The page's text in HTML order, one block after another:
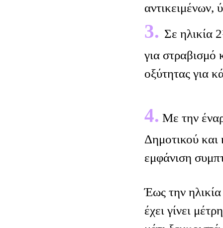
αντικειμένων,
3. Σε ηλικία
για στραβισμό
οξύτητας για
4. Με την
Δημοτικού και
εμφάνιση
Έως την
έχει γίνει